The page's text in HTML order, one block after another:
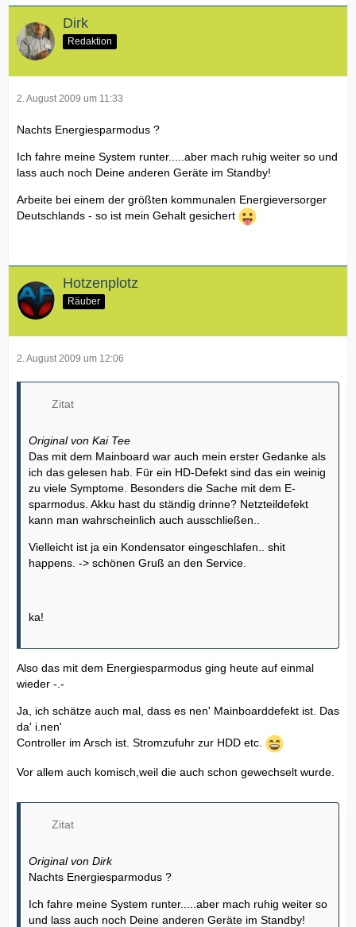
Dirk
Redaktion
2. August 2009 um 11:33
Nachts Energiesparmodus ?
Ich fahre meine System runter.....aber mach ruhig weiter so und
lass auch noch Deine anderen Geräte im Standby!
Arbeite bei einem der größten kommunalen Energieversorger
Deutschlands - so ist mein Gehalt gesichert
Hotzenplotz
Räuber
2. August 2009 um 12:06
Zitat
Original von Kai Tee
Das mit dem Mainboard war auch mein erster Gedanke als
ich das gelesen hab. Für ein HD-Defekt sind das ein weinig
zu viele Symptome. Besonders die Sache mit dem E-
sparmodus. Akku hast du ständig drinne? Netzteildefekt
kann man wahrscheinlich auch ausschließen..
Vielleicht ist ja ein Kondensator eingeschlafen.. shit
happens. -> schönen Gruß an den Service.
ka!
Also das mit dem Energiesparmodus ging heute auf einmal
wieder -.-
Ja, ich schätze auch mal, dass es nen' Mainboarddefekt ist. Das
da' i.nen'
Controller im Arsch ist. Stromzufuhr zur HDD etc.
Vor allem auch komisch,weil die auch schon gewechselt wurde.
Zitat
Original von Dirk
Nachts Energiesparmodus ?
Ich fahre meine System runter.....aber mach ruhig weiter so
und lass auch noch Deine anderen Geräte im Standby!